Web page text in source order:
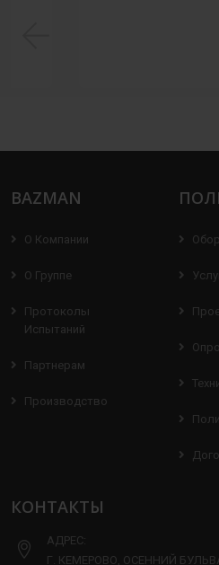
BAZMAN
О Компании
О Группе
Протоколы
Испытаний
Партнерам
Производство
КОНТАКТЫ
АДРЕС:
Г. КЕМЕРОВО, ОСЕННИЙ